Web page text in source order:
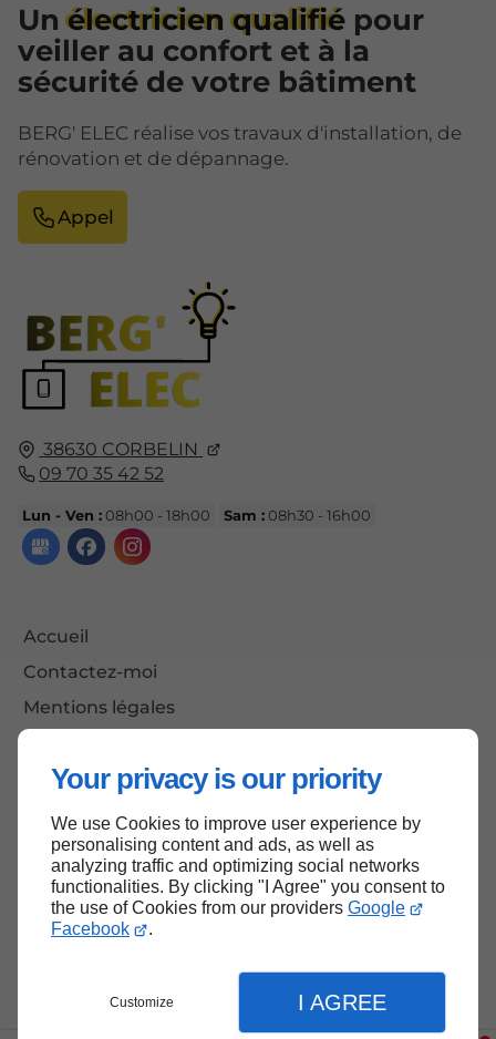
Your privacy is our priority
We use Cookies to improve user experience by
personalising content and ads, as well as
analyzing traffic and optimizing social networks
functionalities. By clicking "I Agree" you consent to
the use of Cookies from our providers Google
Facebook
.
Customize I AGREE
38630 CORBELIN
09 70 35 42 52
Lun - Ven : 08h00 - 18h00 Sam : 08h30 - 16h00
Accueil
Contactez-moi
Mentions légales
Unélectricien qualifié pour
veiller au confort et à la
sécurité de votre bâtiment
BERG' ELEC réalise vos travaux d'installation, de
rénovation et de dépannage.
Appel
Haut de page